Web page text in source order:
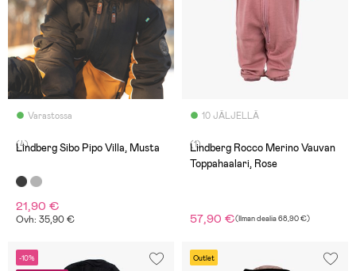
Varastossa
(4)
Lindberg Sibo Pipo Villa, Musta
21,90 €
Ovh: 35,90 €
10 JÄLJELLÄ
(1)
Lindberg Rocco Merino Vauvan
Toppahaalari, Rose
57,90 €(Ilman dealia68,90 €)
-10% Outlet